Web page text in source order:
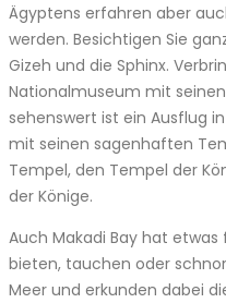
Ägyptens erfahren aber
werden. Besichtigen Sie
Gizeh und die Sphinx.
Nationalmuseum mit
sehenswert ist ein Ausflug
mit seinen sagenhaften
Tempel, den Tempel der
der Könige.
Auch Makadi Bay hat
bieten, tauchen oder
Meer und erkunden dabei